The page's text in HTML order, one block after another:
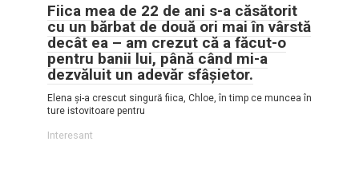
Fiica mea de 22 de ani s-a căsătorit
cu un bărbat de două ori mai în vârstă
decât ea – am crezut că a făcut-o
pentru banii lui, până când mi-a
dezvăluit un adevăr sfâșietor.
Elena și-a crescut singură fiica, Chloe, în timp ce muncea în
ture istovitoare pentru
Interesant